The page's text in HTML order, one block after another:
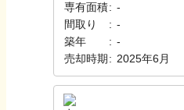
専有面積: -
間取り
: -
築年
: -
売却時期 : 2025年6月